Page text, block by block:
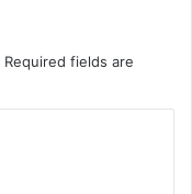
Required fields are